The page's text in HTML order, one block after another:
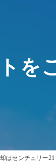
はセンチュリー21